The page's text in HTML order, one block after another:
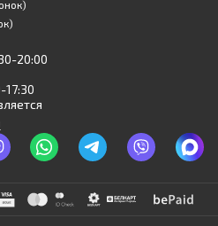
20:00
17:30